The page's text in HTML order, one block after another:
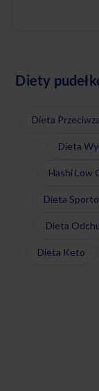
Diety
Dieta
Dieta
Hashi Low
Dieta
Dieta
Dieta Keto